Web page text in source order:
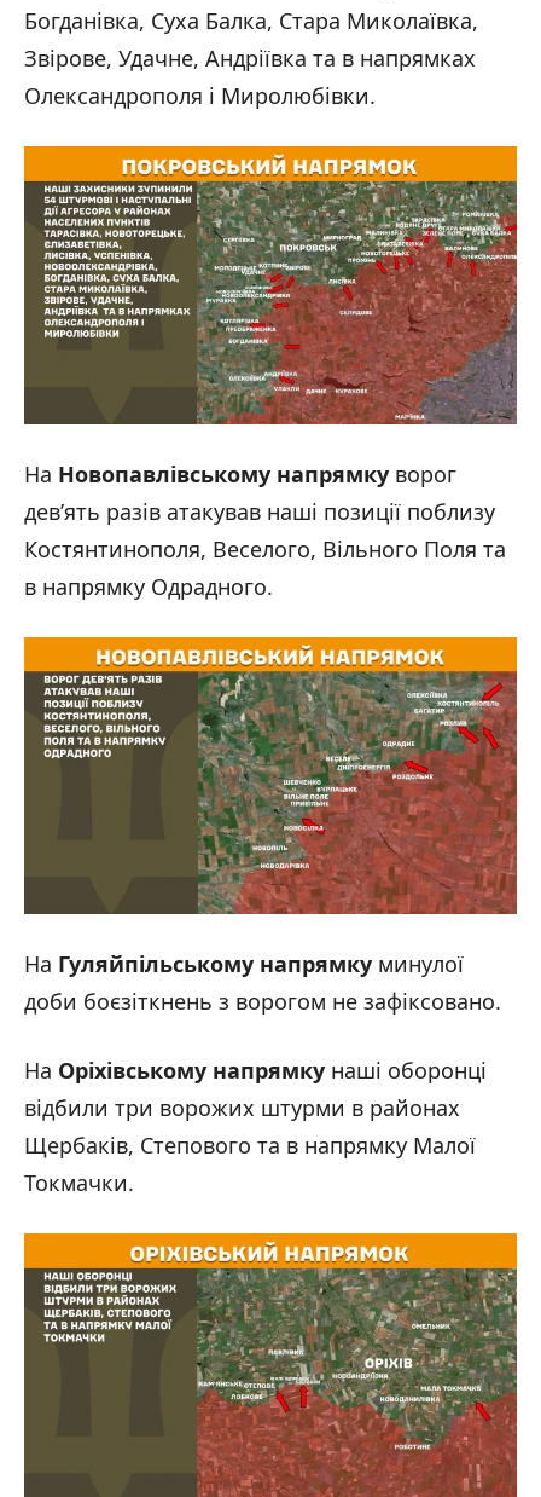
Богданівка, Суха Балка, Стара Миколаївка,
Звірове, Удачне, Андріївка та в напрямках
Олександрополя і Миролюбівки.
На Новопавлівському напрямку ворог
дев’ять разів атакував наші позиції поблизу
Костянтинополя, Веселого, Вільного Поля та
в напрямку Одрадного.
На Гуляйпільському напрямку минулої
доби боєзіткнень з ворогом не зафіксовано.
На Оріхівському напрямку наші оборонці
відбили три ворожих штурми в районах
Щербаків, Степового та в напрямку Малої
Токмачки.